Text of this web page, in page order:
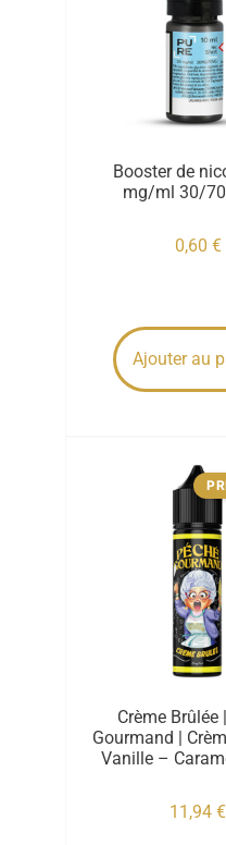
Booster de
mg/ml 30/70
0,60 €
Ajouter au
Crème Brûlée
Gourmand |
Vanille –
11,94€